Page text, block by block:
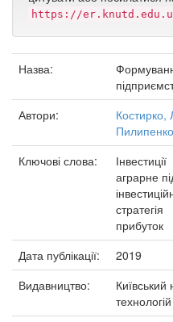
https://
Назва:
Автори:
Костирко,
Ключові слова:
Інвестиції
аграрне
стратегія
прибуток
Дата публікації:
2019
Видавництво:
Київський